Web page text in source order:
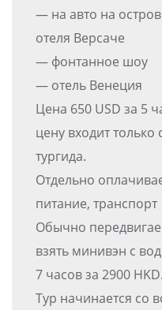
— на авто на
отеля Версаче
— фонтанное шоу
— отель Венеция
Цена 650 USD за 5
цену входит
тургида.
Отдельно
питание, транспорт
Обычно
взять минивэн с
7 часов за 2900 HKD.
Тур начинается со